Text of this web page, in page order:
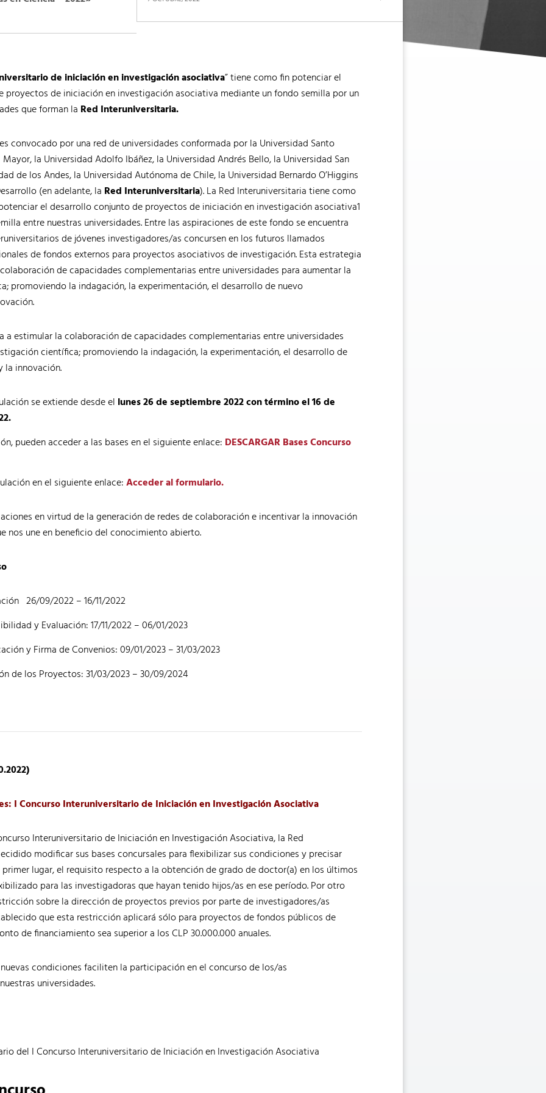
de iniciación en investigación asociativa” tiene como fin potenciar el
proyectos de iniciación en investigación asociativa mediante un fondo semilla por un
que forman la Red Interuniversitaria.
convocado por una red de universidades conformada por la Universidad Santo
la Universidad Adolfo Ibáñez, la Universidad Andrés Bello, la Universidad San
de los Andes, la Universidad Autónoma de Chile, la Universidad Bernardo O’Higgins
(en adelante, la Red Interuniversitaria). La Red Interuniversitaria tiene como
el desarrollo conjunto de proyectos de iniciación en investigación asociativa1
entre nuestras universidades. Entre las aspiraciones de este fondo se encuentra
de jóvenes investigadores/as concursen en los futuros llamados
de fondos externos para proyectos asociativos de investigación. Esta estrategia
de capacidades complementarias entre universidades para aumentar la
promoviendo la indagación, la experimentación, el desarrollo de nuevo
a estimular la colaboración de capacidades complementarias entre universidades
científica; promoviendo la indagación, la experimentación, el desarrollo de
la innovación.
se extiende desde el lunes 26 de septiembre 2022 con término el 16 de
pueden acceder a las bases en el siguiente enlace: DESCARGAR Bases Concurso
en el siguiente enlace:Acceder al formulario.
en virtud de la generación de redes de colaboración e incentivar la innovación
nos une en beneficio del conocimiento abierto.
26/09/2022 – 16/11/2022
y Evaluación: 17/11/2022 – 06/01/2023
y Firma de Convenios: 09/01/2023 – 31/03/2023
de los Proyectos: 31/03/2023 – 30/09/2024
I Concurso Interuniversitario de Iniciación en Investigación Asociativa
Interuniversitario de Iniciación en Investigación Asociativa, la Red
modificar sus bases concursales para flexibilizar sus condiciones y precisar
lugar, el requisito respecto a la obtención de grado de doctor(a) en los últimos
para las investigadoras que hayan tenido hijos/as en ese período. Por otro
sobre la dirección de proyectos previos por parte de investigadores/as
que esta restricción aplicará sólo para proyectos de fondos públicos de
de financiamiento sea superior a los CLP 30.000.000 anuales.
condiciones faciliten la participación en el concurso de los/as
universidades.
del I Concurso Interuniversitario de Iniciación en Investigación Asociativa